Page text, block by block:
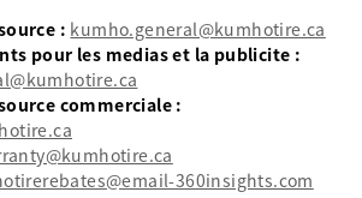
: kumho.general@kumhotire.ca
pour les medias et la publicite :
commerciale :
360insights.com